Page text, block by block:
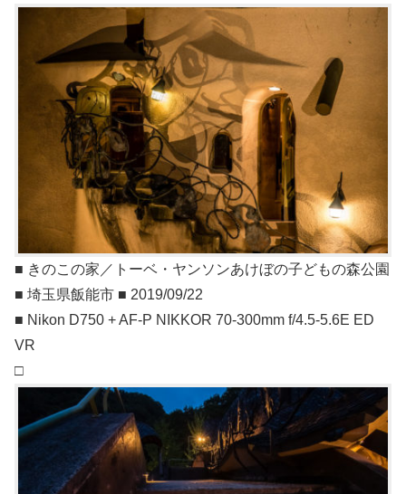
■ きのこの家／トーベ・ヤンソンあけぼの子どもの森公園
■ 埼玉県飯能市 ■ 2019/09/22
■ Nikon D750 + AF-P NIKKOR 70-300mm f/4.5-5.6E ED
VR
□